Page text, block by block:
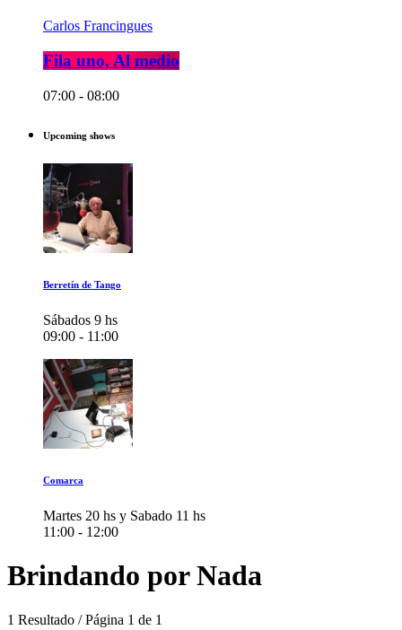
Carlos Francingues
Fila uno, Al medio
07:00 - 08:00
Upcoming shows
Berretín de Tango
Sábados 9 hs
09:00 - 11:00
Comarca
Martes 20 hs y Sabado 11 hs
11:00 - 12:00
Brindando por Nada
1 Resultado / Página 1 de 1